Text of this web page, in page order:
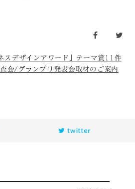
スデザインアワード」テーマ賞11件
会/グランプリ発表会取材のご案内
twitter